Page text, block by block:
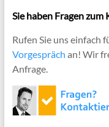
Sie haben Fragen zum
Rufen Sie uns einfach
Vorgespräch an! Wir
Anfrage.